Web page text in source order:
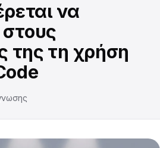
να
της τη χρήση